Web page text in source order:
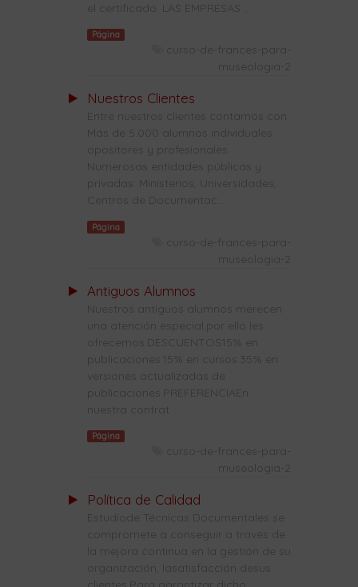
el certificado. LAS EMPRESAS ...
Página
curso-de-frances-para-
museologia-2
Nuestros Clientes
Entre nuestros clientes contamos con:
Más de 5.000 alumnos individuales:
opositores y profesionales.
Numerosas entidades públicas y
privadas: Ministerios, Universidades,
Centros de Documentac...
Página
curso-de-frances-para-
museologia-2
Antiguos Alumnos
Nuestros antiguos alumnos merecen
una atención especial,por ello les
ofrecemos:DESCUENTOS15% en
publicaciones.15% en cursos.35% en
versiones actualizadas de
publicaciones.PREFERENCIAEn
nuestra contrat...
Página
curso-de-frances-para-
museologia-2
Política de Calidad
Estudiode Técnicas Documentales se
compromete a conseguir a través de
la mejora continua en la gestión de su
organización, lasatisfacción desus